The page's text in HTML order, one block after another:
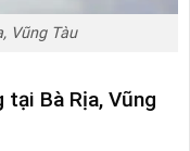
Vũng Tàu
Bà Rịa, Vũng